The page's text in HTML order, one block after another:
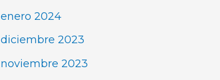
enero 2024
diciembre 2023
noviembre 2023